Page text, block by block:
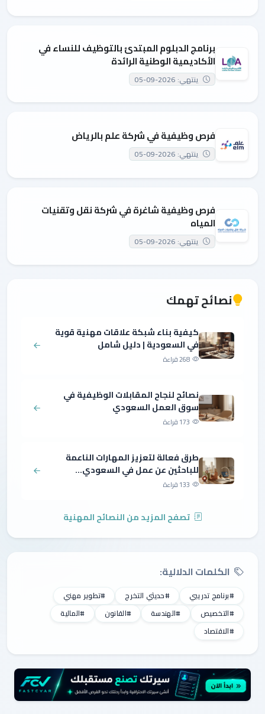
برنامج الدبلوم المبتدئ بالتوظيف للنساء في
الأكاديمية الوطنية الرائدة
ينتهي: 2026-09-05
فرص وظيفية في شركة علم بالرياض
ينتهي: 2026-09-05
فرص وظيفية شاغرة في شركة نقل وتقنيات
المياه
ينتهي: 2026-09-05
نصائح تهمك
كيفية بناء شبكة علاقات مهنية قوية
في السعودية | دليل شامل
268 قراءة
نصائح لنجاح المقابلات الوظيفية في
سوق العمل السعودي
173 قراءة
طرق فعالة لتعزيز المهارات الناعمة
للباحثين عن عمل في السعودي...
133 قراءة
تصفح المزيد من النصائح المهنية
الكلمات الدلالية:
#برنامج تدريبي #حديثي التخرج
#تطوير مهني
#التخصيص
#الهندسة #القانون
#المالية
#الاقتصاد